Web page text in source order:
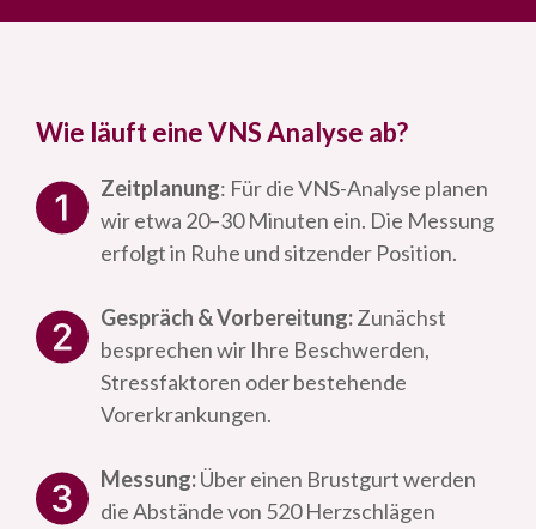
Wie läuft eine VNS Analyse ab?
Zeitplanung: Für die VNS-Analyse planen
wir etwa 20–30 Minuten ein. Die Messung
erfolgt in Ruhe und sitzender Position.
Gespräch & Vorbereitung:Zunächst
besprechen wir Ihre Beschwerden,
Stressfaktoren oder bestehende
Vorerkrankungen.
Messung:Über einen Brustgurt werden
die Abstände von 520 Herzschlägen